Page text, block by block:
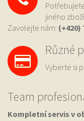
jiného
Zavolejte nám: (+420)
Různé
Vyberte si
Team
Kompletní servis v